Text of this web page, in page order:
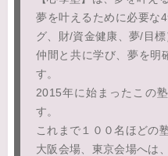
夢を叶えるために必要な
グ、財/資金健康、夢/目標
仲間と共に学び、夢を明
す。
2015年に始まったこの
す。
これまで１００名ほどの
大阪会場、東京会場へは